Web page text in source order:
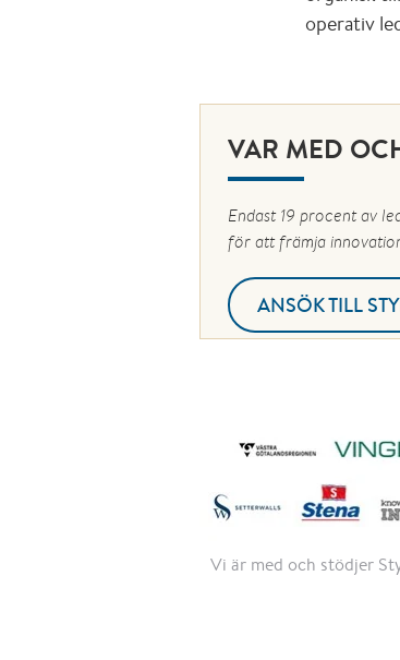
operativ
VAR MED
Endast 19 procent av
för att främja
ANSÖK TILL
Vi är med och stödjer